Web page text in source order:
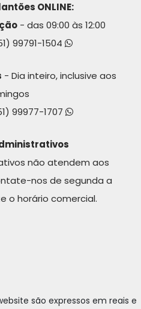
ONLINE:
- das 09:00 às 12:00
99791-1504
- Dia inteiro, inclusive aos
99977-1707
não atendem aos
nos de segunda a
o horário comercial.
são expressos em reais e